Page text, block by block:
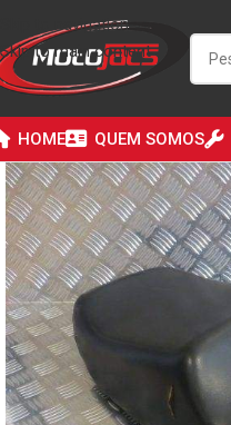
Skip to navigation
Skip to main content
HOME QUEM SOMOS